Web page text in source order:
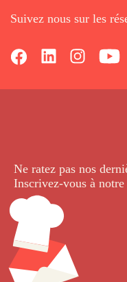
Suivez nous sur les
Ne ratez pas nos
Inscrivez-vous à